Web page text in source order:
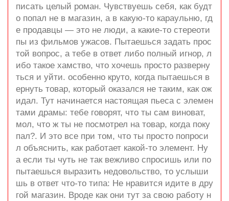
писать целый роман. Чувствуешь себя, как будт
о попал не в магазин, а в какую-то караульню, гд
е продавцы — это не люди, а какие-то стереоти
пы из фильмов ужасов. Пытаешься задать прос
той вопрос, а тебе в ответ либо полный игнор, л
ибо такое хамство, что хочешь просто разверну
ться и уйти. особенно круто, когда пытаешься в
ернуть товар, который оказался не таким, как ож
идал. Тут начинается настоящая пьеса с элемен
тами драмы: тебе говорят, что ты сам виноват,
мол, что ж ты не посмотрел на товар, когда поку
пал?. И это все при том, что ты просто попроси
л объяснить, как работает какой-то элемент. Ну
а если ты чуть не так вежливо спросишь или по
пытаешься выразить недовольство, то услыши
шь в ответ что-то типа: Не нравится идите в дру
гой магазин. Вроде как они тут за свою работу н